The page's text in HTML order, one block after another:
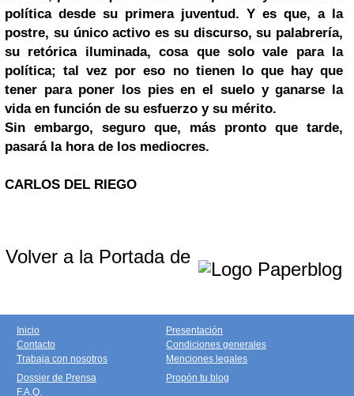
política desde su primera juventud. Y es que, a la
postre, su único activo es su discurso, su palabrería,
su retórica iluminada, cosa que solo vale para la
política; tal vez por eso no tienen lo que hay que
tener para poner los pies en el suelo y ganarse la
vida en función de su esfuerzo y su mérito.
Sin embargo, seguro que, más pronto que tarde,
pasará la hora de los mediocres.
CARLOS DEL RIEGO
Volver a la Portada de
Inicio
Contacto
Trabaja con nosotros
Presentación
Condiciones generales
Menciones legales
Dossier de Prensa
F.A.Q.
Propón tu blog